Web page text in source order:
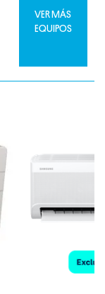
VER MÁS
EQUIPOS